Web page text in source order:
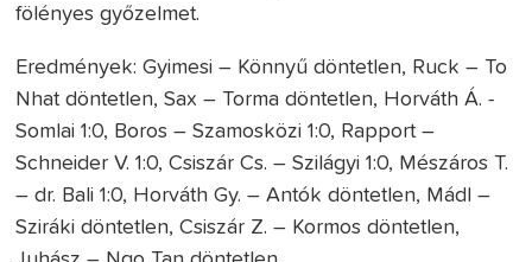
fölényes győzelmet.
Eredmények: Gyimesi – Könnyű döntetlen, Ruck – To
Nhat döntetlen, Sax – Torma döntetlen, Horváth Á. -
Somlai 1:0, Boros – Szamosközi 1:0, Rapport –
Schneider V. 1:0, Csiszár Cs. – Szilágyi 1:0, Mészáros T.
– dr. Bali 1:0, Horváth Gy. – Antók döntetlen, Mádl –
Sziráki döntetlen, Csiszár Z. – Kormos döntetlen,